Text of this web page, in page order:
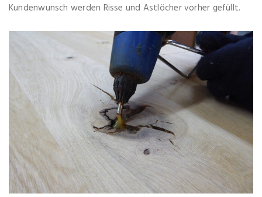
Kundenwunsch werden Risse und Astlöcher vorher gefüllt.